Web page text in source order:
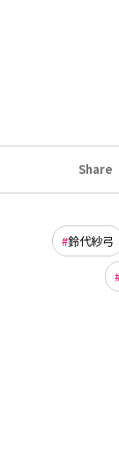
Share
鈴代紗弓